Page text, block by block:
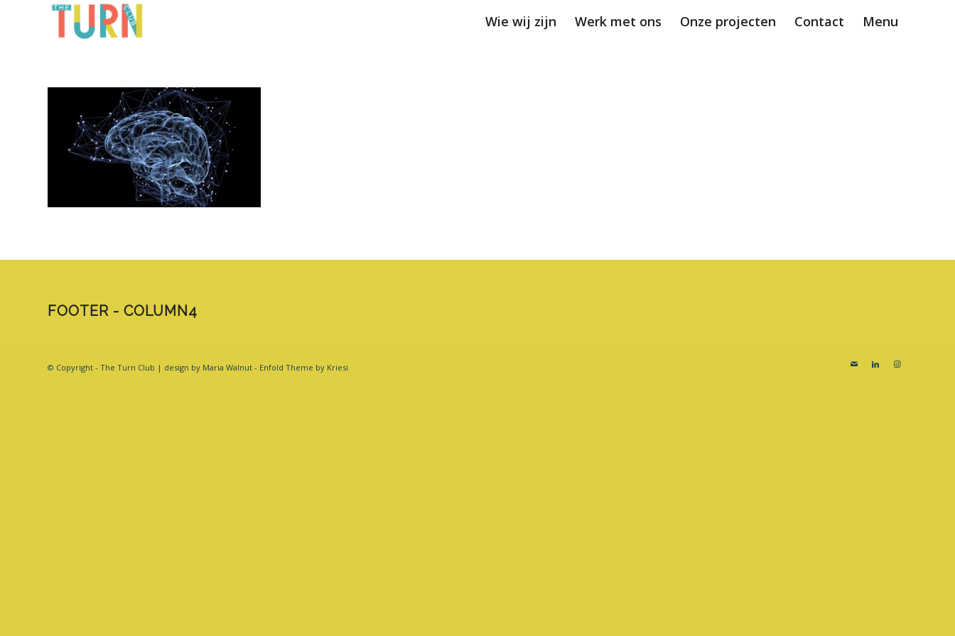
Wie wij zijn Werk met ons Onze projecten Contact Menu
FOOTER - COLUMN4
© Copyright - The Turn Club | design by Maria Walnut - Enfold Theme by Kriesi